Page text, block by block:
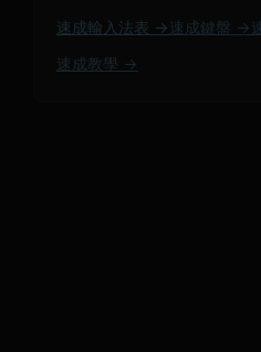
速成輸入法表 → 速成鍵盤 →
速成教學 →